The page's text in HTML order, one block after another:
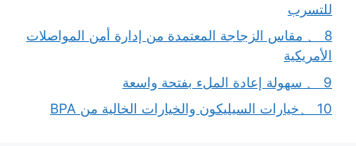
للتسرب
8 、 مقاس الزجاجة المعتمدة من إدارة أمن المواصلات
الأمريكية
9 、 سهولة إعادة الملء بفتحة واسعة
10 、خيارات السيليكون والخيارات الخالية من BPA